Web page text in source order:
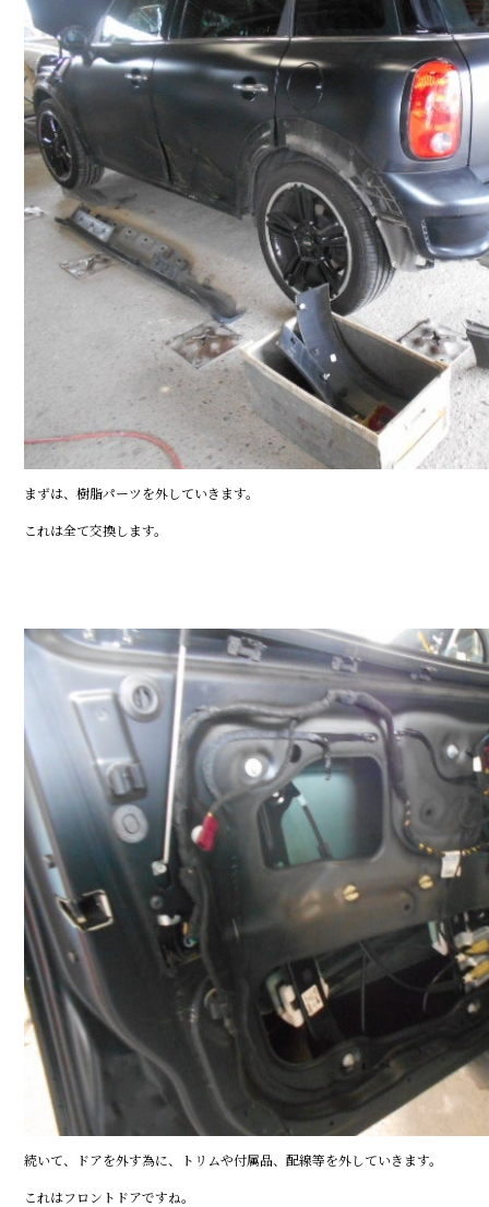
まずは、樹脂パーツを外していきます。
これは全て交換します。
続いて、ドアを外す為に、トリムや付属品、配線等を外していきます。
これはフロントドアですね。